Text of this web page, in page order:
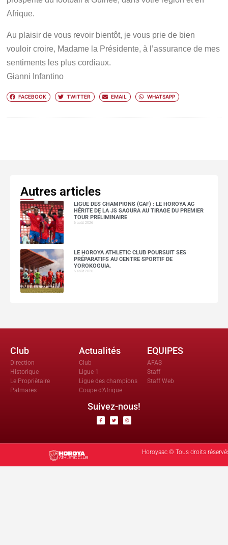
Afrique.
Au plaisir de vous revoir bientôt, je vous prie de bien
vouloir croire, Madame la Présidente, à l’assurance de mes
sentiments les plus cordiaux.
Gianni Infantino
FACEBOOK TWITTER EMAIL WHATSAPP
Autres articles
LIGUE DES CHAMPIONS (CAF) : LE HOROYA AC
HÉRITE DE LA JS SAOURA AU TIRAGE DU PREMIER
TOUR PRÉLIMINAIRE
6 août 2026
LE HOROYA ATHLETIC CLUB POURSUIT SES
PRÉPARATIFS AU CENTRE SPORTIF DE
YOROKOGUIA.
6 août 2026
Club
Direction
Historique
Le Propriètaire
Palmares
Actualités
Club
Ligue 1
Ligue des champions
Coupe d'Afrique
EQUIPES
AFAS
Staff
Staff Web
Suivez-nous!
Horoyaac © Tous droits